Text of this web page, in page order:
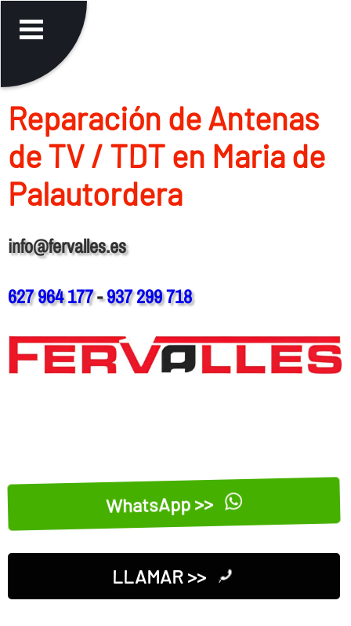
Reparación de Antenas
de TV / TDT en Maria de
Palautordera
info@fervalles.es
627 964 177-937 299 718
WhatsApp >>
LLAMAR >>